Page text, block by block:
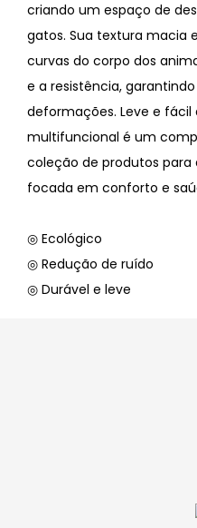
criando um espaço de
gatos. Sua textura macia
curvas do corpo dos
e a resistência,
deformações. Leve e
multifuncional é um
coleção de produtos
focada em conforto e
◎ Ecológico
◎ Redução de ruído
◎ Durável e leve